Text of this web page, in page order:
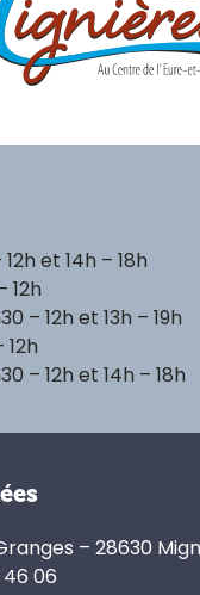
et 14h – 18h
12h
– 12h et 13h – 19h
– 12h et 14h – 18h
– 28630
46 06